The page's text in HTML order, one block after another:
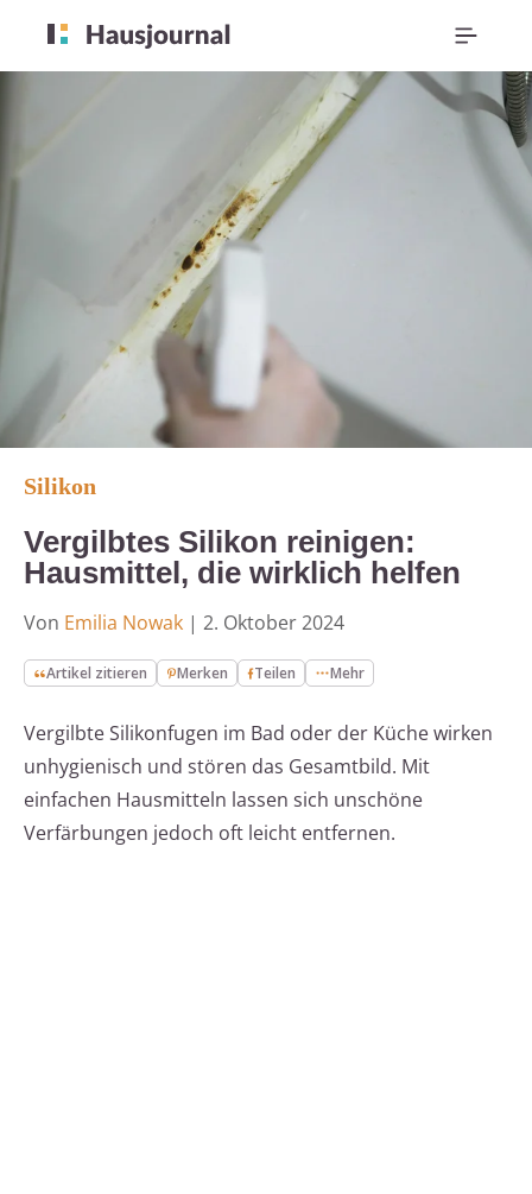
Silikon
Vergilbtes Silikon reinigen:
Hausmittel, die wirklich helfen
Von Emilia Nowak | 2. Oktober 2024
Artikel zitieren Merken Teilen Mehr
Vergilbte Silikonfugen im Bad oder der Küche wirken
unhygienisch und stören das Gesamtbild. Mit
einfachen Hausmitteln lassen sich unschöne
Verfärbungen jedoch oft leicht entfernen.